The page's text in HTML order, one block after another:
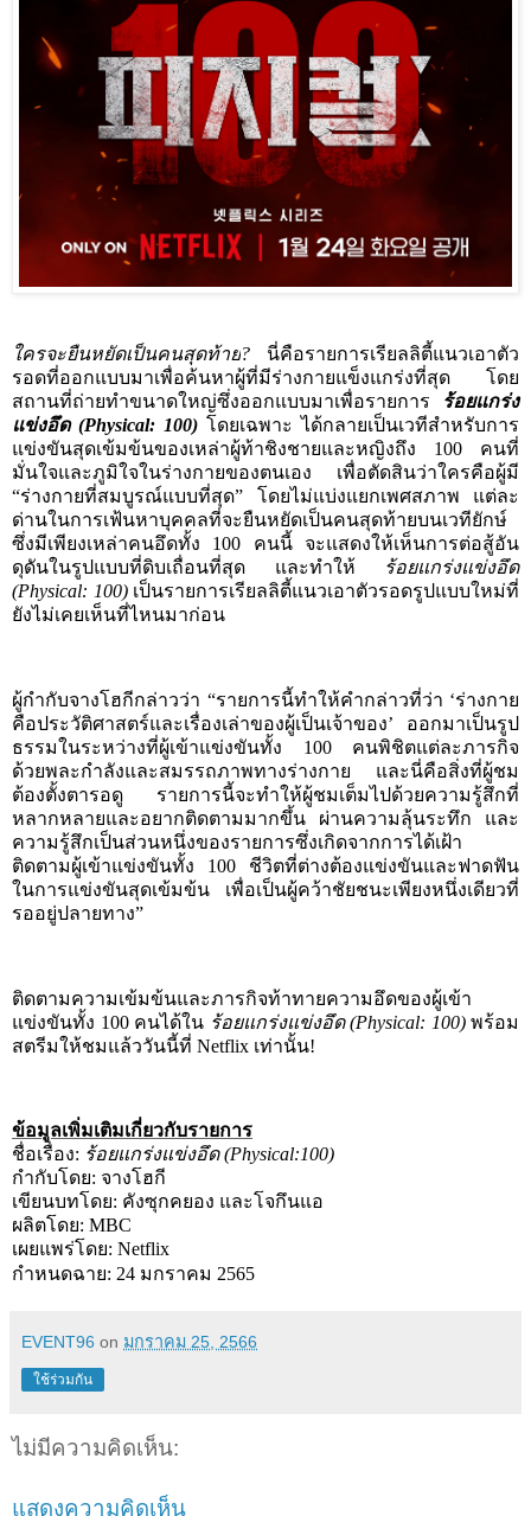
ใครจะยืนหยัดเป็นคนสุดท้าย?
นี่คือรายการเรียลลิตี้แนวเอาตัว
รอดที่ออกแบบมาเพื่อค้นหาผู้ที่มีร่างกายแข็งแกร่งที่สุด โดย
สถานที่ถ่ายทำขนาดใหญ่ซึ่งออกแบบมาเพื่อรายการ
ร้อยแกร่ง
แข่งอึด (Physical: 100) โดยเฉพาะ ได้กลายเป็นเวทีสำหรับการ
แข่งขันสุดเข้มข้นของเหล่าผู้ท้าชิงชายและหญิงถึง 100 คนที่
มั่นใจและภูมิใจในร่างกายของตนเอง เพื่อตัดสินว่าใครคือผู้มี
“ร่างกายที่สมบูรณ์แบบที่สุด” โดยไม่แบ่งแยกเพศสภาพ แต่ละ
ด่านในการเฟ้นหาบุคคลที่จะยืนหยัดเป็นคนสุดท้ายบนเวทียักษ์
ซึ่งมีเพียงเหล่าคนอึดทั้ง 100 คนนี้ จะแสดงให้เห็นการต่อสู้อัน
ดุดันในรูปแบบที่ดิบเถื่อนที่สุด และทำให้ ร้อยแกร่งแข่งอึด
(Physical: 100) เป็นรายการเรียลลิตี้แนวเอาตัวรอดรูปแบบใหม่ที่
ยังไม่เคยเห็นที่ไหนมาก่อน
ผู้กำกับจางโฮกีกล่าวว่า “รายการนี้ทำให้คำกล่าวที่ว่า ‘ร่างกาย
คือประวัติศาสตร์และเรื่องเล่าของผู้เป็นเจ้าของ’ ออกมาเป็นรูป
ธรรมในระหว่างที่ผู้เข้าแข่งขันทั้ง 100 คนพิชิตแต่ละภารกิจ
ด้วยพละกำลังและสมรรถภาพทางร่างกาย และนี่คือสิ่งที่ผู้ชม
ต้องตั้งตารอดู รายการนี้จะทำให้ผู้ชมเต็มไปด้วยความรู้สึกที่
หลากหลายและอยากติดตามมากขึ้น ผ่านความลุ้นระทึก และ
ความรู้สึกเป็นส่วนหนึ่งของรายการซึ่งเกิดจากการได้เฝ้า
ติดตามผู้เข้าแข่งขันทั้ง 100 ชีวิตที่ต่างต้องแข่งขันและฟาดฟัน
ในการแข่งขันสุดเข้มข้น เพื่อเป็นผู้คว้าชัยชนะเพียงหนึ่งเดียวที่
รออยู่ปลายทาง”
ติดตามความเข้มข้นและภารกิจท้าทายความอึดของผู้เข้า
แข่งขันทั้ง 100 คนได้ใน ร้อยแกร่งแข่งอึด (Physical: 100) พร้อม
สตรีมให้ชมแล้ววันนี้ที่ Netflix เท่านั้น!
ข้อมูลเพิ่มเติมเกี่ยวกับรายการ
ชื่อเรื่อง: ร้อยแกร่งแข่งอึด (Physical:100)
กำกับโดย: จางโฮกี
เขียนบทโดย: คังซุกคยอง และโจกึนแอ
ผลิตโดย: MBC
เผยแพร่โดย: Netflix
กำหนดฉาย: 24 มกราคม 2565
EVENT96 on มกราคม 25, 2566
ใช้ร่วมกัน
ไม่มีความคิดเห็น:
แสดงความคิดเห็น